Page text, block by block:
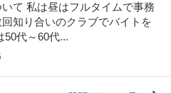
て 私は昼はフルタイムで事務
知り合いのクラブでバイトを
50代～60代...